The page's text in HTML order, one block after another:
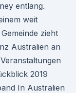
entlang.
weit
zieht
Australien an
2019
In Australien